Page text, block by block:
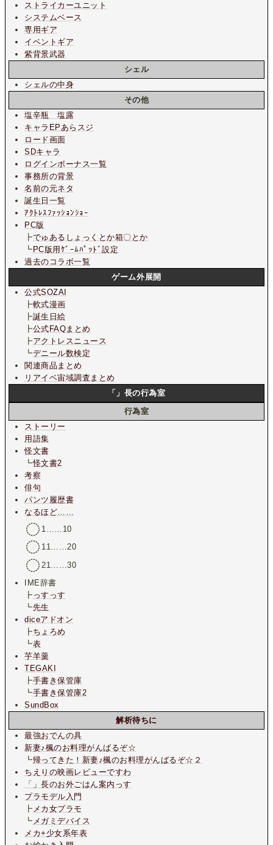
ストライカーユニット
システムベース
専用ギア
イベントギア
紫背景武器
シェル
シェルの中身
その他
塩辛瓶 塩露
キャラEPあらスジ
ロード画面
SDキャラ
ログインボーナス一覧
事務所の背景
名前の元ネタ
誕生日一覧
ｱｸﾄﾚｽﾌｧｯｼｮﾝｼｮｰ
PC版
┣でゅあるしょっくとか箱〇とか
┗ PC版用ｹﾞｰﾑﾊﾟｯﾄﾞ設定
過去のコラボ一覧
ゲーム外展開
公式SOZAI
┣軟式漫画
┣誕生日絵
┣公式FAQまとめ
┣アクトレスニュース
┗デニール数検定
関連商品まとめ
リアイベ宙域調査まとめ
「」長の行為室
行為室
ストーリー
用語集
怪文書
┗怪文書2
考察
俳句
パンツ履歴書
なるほど……
1……10
11……20
21……30
IME辞書
┣ っすっす
┗先生
diceアドオン
┣ちょろめ
┗表
芋羊羹
TEGAKI
┣手書き保管庫
┗手書き保管庫2
SundBox
解析待ちに
最強おでんの具
新妻♪楓のお料理がんばるぞ☆
┗帰ってきた！新妻♪楓のお料理がんばるぞ☆２
ちえりの映画レビューですわ
「」長のお外ごはん案内っす
プラモデル入門
┣ メカ女プラモ
┗ メガミデバイス
メカ+少女系年表